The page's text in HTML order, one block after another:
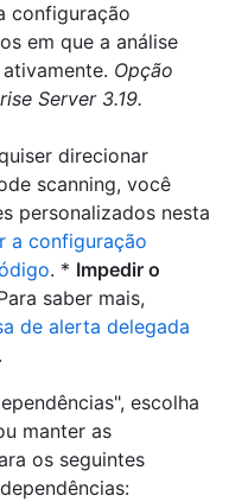
configuração
em que a análise
Opção
Server 3.19.
direcionar
scanning, você
personalizados nesta
a configuração
. * Impedir o
saber mais,
de alerta delegada
.
escolha
manter as
os seguintes